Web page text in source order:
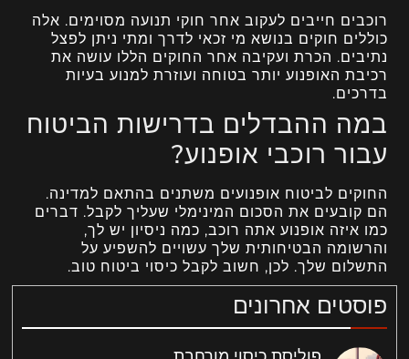
פוסטים אחרונים
רוכבים חייבים לעקוב אחר חוקי תנועה מסוימים. אלה
כוללים חוקים בנושא מי זכאי לדרך ומתי ניתן לפצל
נתיבים. הכרת ועקיבה אחר החוקים הללו עושה את
רכיבת האופנוע יותר בטוחה ועוזרת למנוע בעיות
בדרכים.
במה ההבדלים בדרישות הביטוח
עבור רוכבי אופנוע?
החוקים לביטוח אופנועים משתנים בהתאם למדינה.
הם קובעים את הסכום המינימלי שעליך לקבל. דברים
כמו איזה אופנוע אתה רוכב, כמה ניסיון יש לך,
והרשומה הבטיחותית שלך עשויים להשפיע על
התשלום שלך. לכן, חשוב לקבל כיסוי ביטוח טוב.